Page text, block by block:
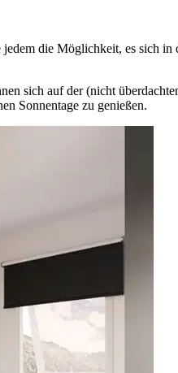
die Möglichkeit, es sich
sich auf der (nicht
Sonnentage zu genießen.